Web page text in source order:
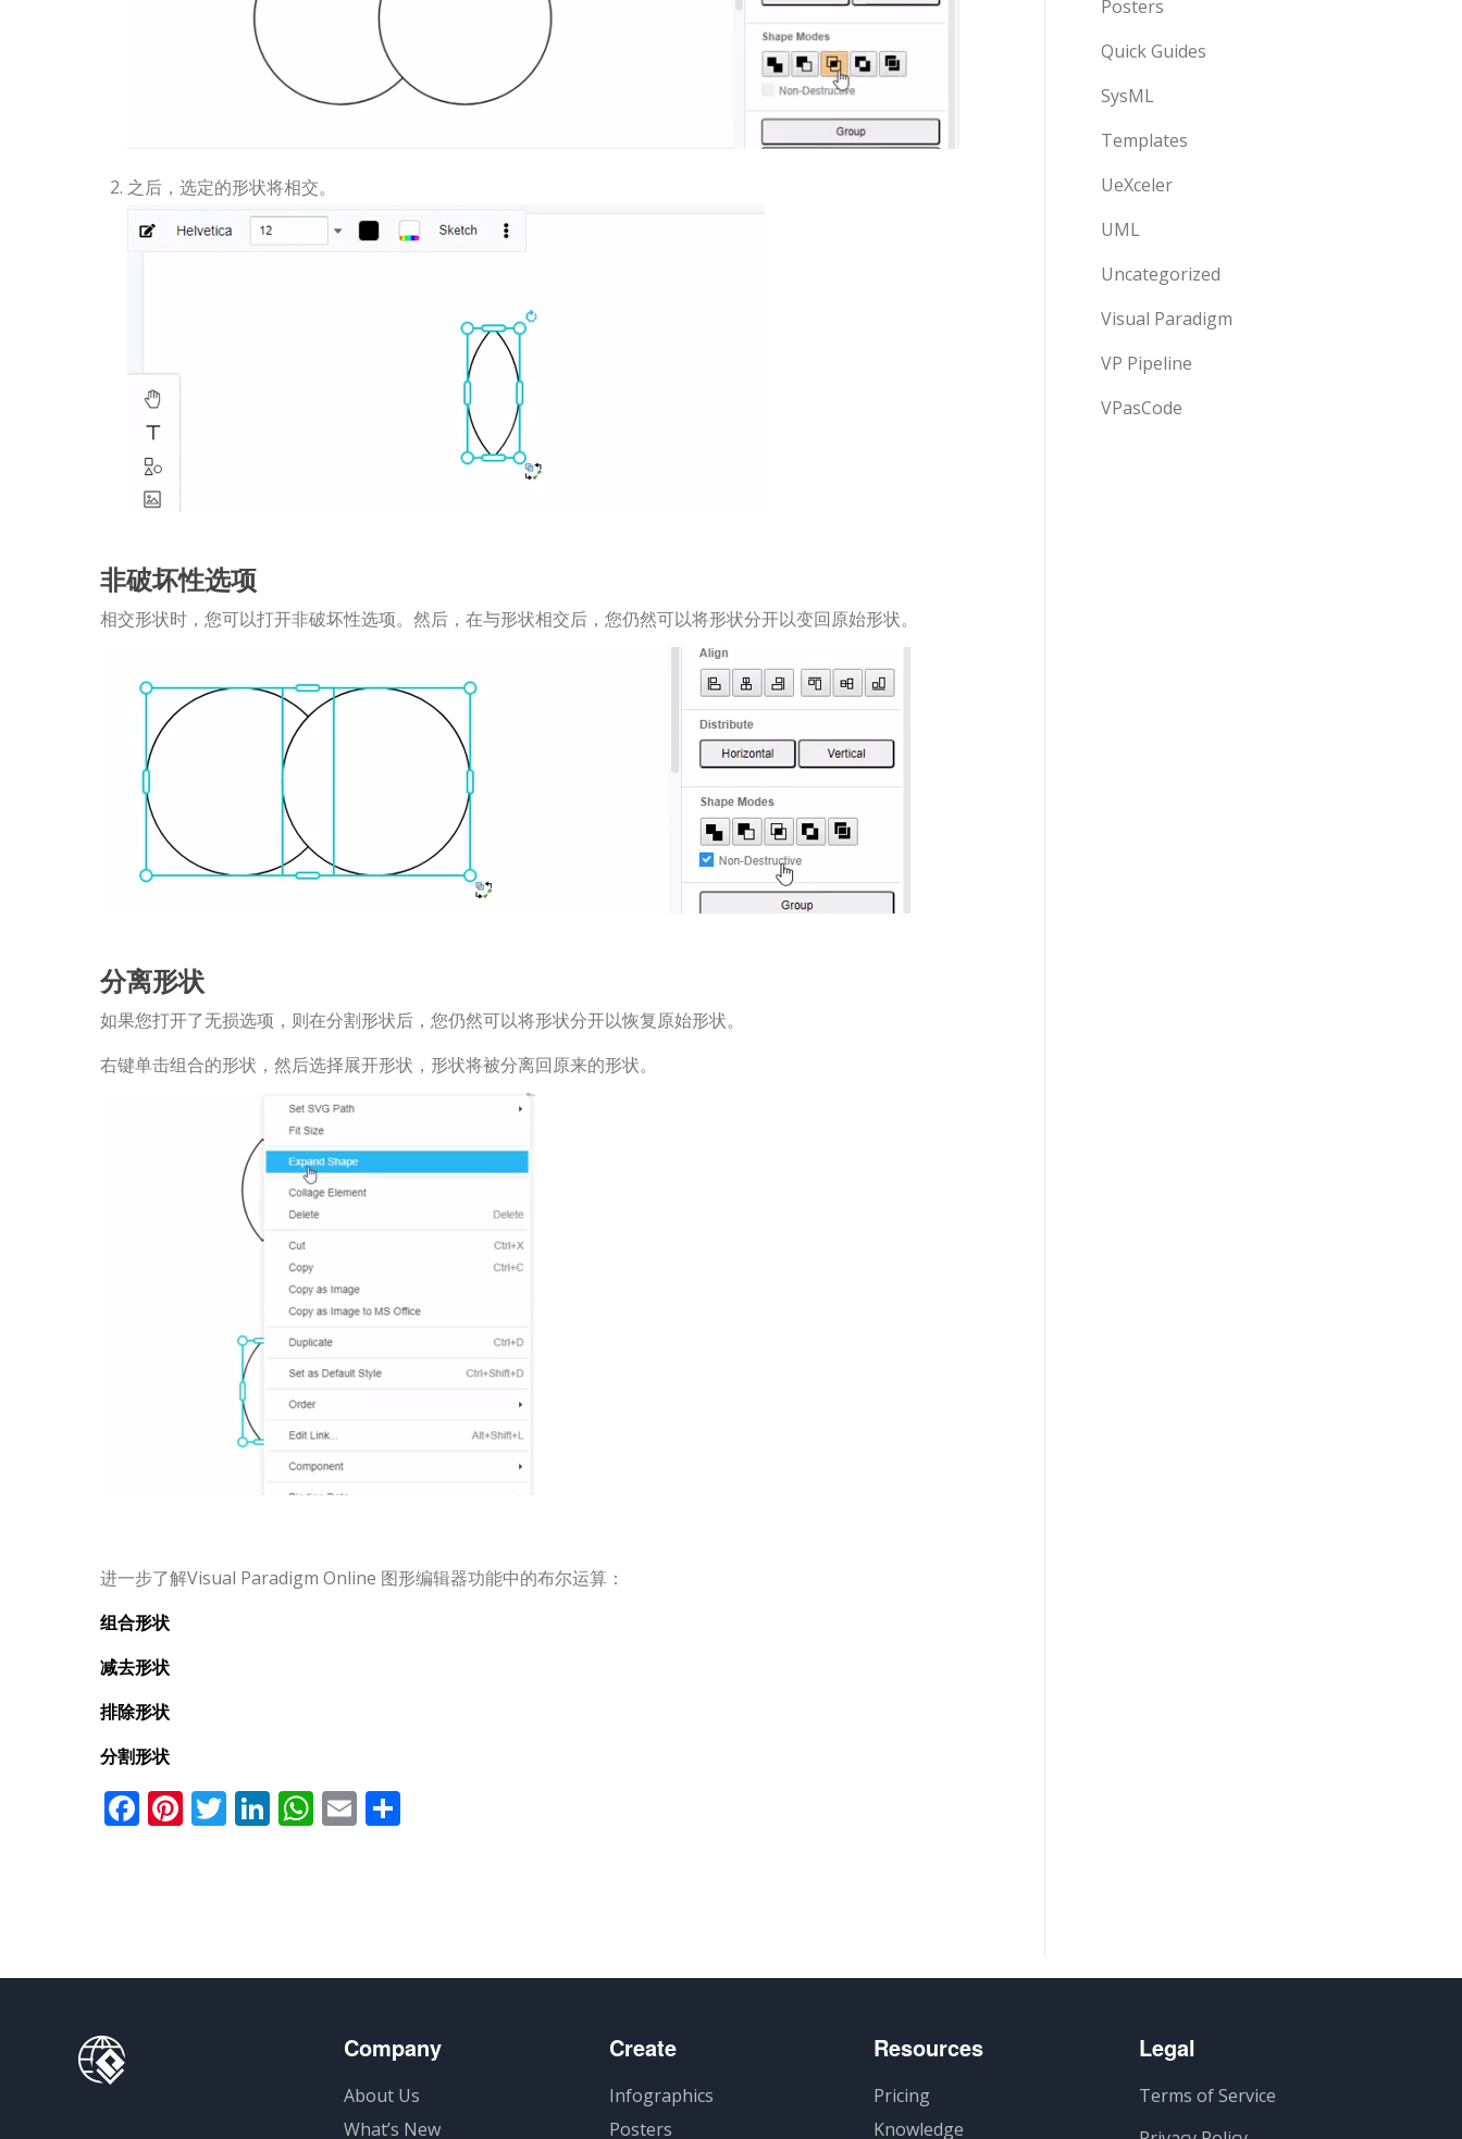
之后，选定的形状将相交。
非破坏性选项
相交形状时，您可以打开非破坏性选项。然后，在与形状相交后，您仍然可以将形状分开以变回原始形状。
分离形状
如果您打开了无损选项，则在分割形状后，您仍然可以将形状分开以恢复原始形状。
右键单击组合的形状，然后选择展开形状，形状将被分离回原来的形状。
进一步了解Visual Paradigm Online 图形编辑器功能中的布尔运算：
组合形状
减去形状
排除形状
分割形状
Facebook
Pinterest
Twitter
LinkedIn
WhatsApp
Email
Posters
Quick Guides
SysML
Templates
UeXceler
UML
Uncategorized
Visual Paradigm
VP Pipeline
VPasCode
Company
About Us
What’s New
Create
Infographics
Posters
Resources
Pricing
Knowledge
Legal
Terms of Service